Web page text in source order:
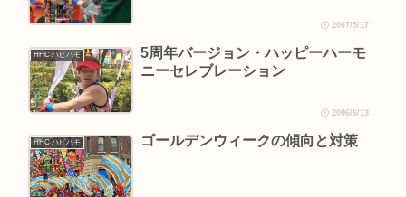
2007/5/17
HHC ハピハモ
5周年バージョン・ハッピーハーモ
ニーセレブレーション
2006/6/13
HHC ハピハモ ゴールデンウィークの傾向と対策